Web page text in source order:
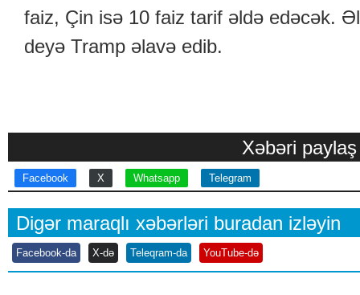
faiz, Çin isə 10 faiz tarif əldə edəcək.
deyə Tramp əlavə edib.
Xəbəri paylaş
Facebook X Whatsapp Telegram
Digər maraqlı xəbərləri buradan izləyin
Facebook-da X-də Teleqram-da YouTube-də